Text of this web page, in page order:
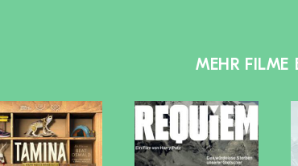
MEHR FILME